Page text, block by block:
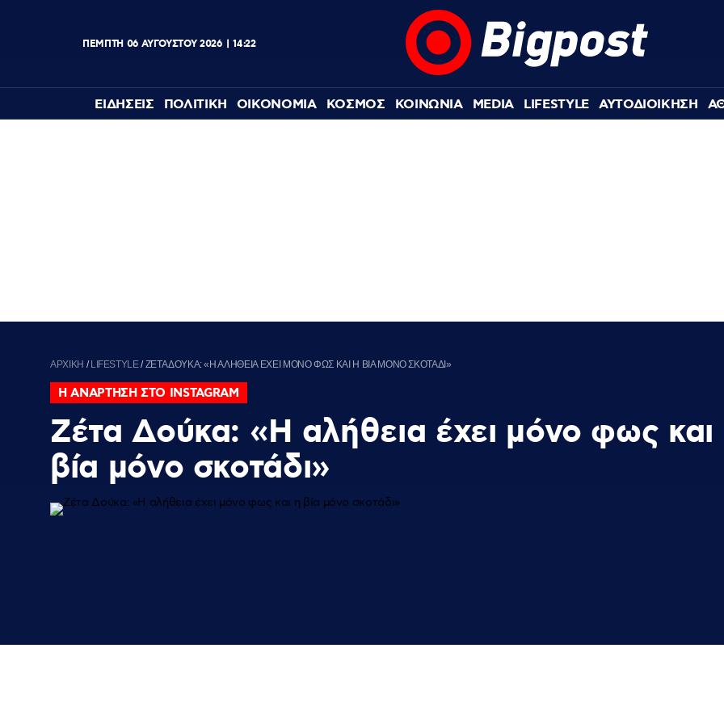
ΠΕΜΠΤΗ 06 ΑΥΓΟΥΣΤΟΥ 2026 14:22
ΕΙΔΗΣΕΙΣ ΠΟΛΙΤΙΚΗ ΟΙΚΟΝΟΜΙΑ ΚΟΣΜΟΣ ΚΟΙΝΩΝΙΑ MEDIA LIFESTYLE ΑΥΤΟΔΙΟΙΚΗΣΗ
ΑΡΧΙΚΗ / LIFESTYLE/ΖΕΤΑ ΔΟΥΚΑ: «Η ΑΛΗΘΕΙΑ ΕΧΕΙ ΜΟΝΟ ΦΩΣ ΚΑΙ Η ΒΙΑ ΜΟΝΟ ΣΚΟΤΑΔΙ»
Η ΑΝΑΡΤΗΣΗ ΣΤΟ INSTAGRAM
Ζέτα Δούκα: «Η αλήθεια έχει μόνο φως και
βία μόνο σκοτάδι»